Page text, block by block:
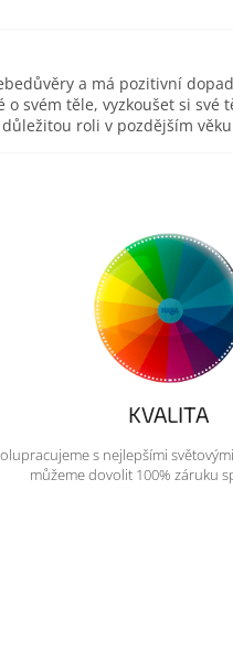
a má pozitivní
svém těle, vyzkoušet si své
roli v pozdějším
KVALITA
s nejlepšími
můžeme dovolit 100% záruku